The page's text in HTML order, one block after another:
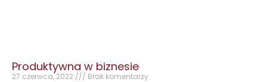
Produktywna w biznesie
27 czerwca, 2022 Brak komentarzy